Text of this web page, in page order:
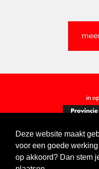
Deze website maakt
voor een goede
op akkoord? Dan stem
in